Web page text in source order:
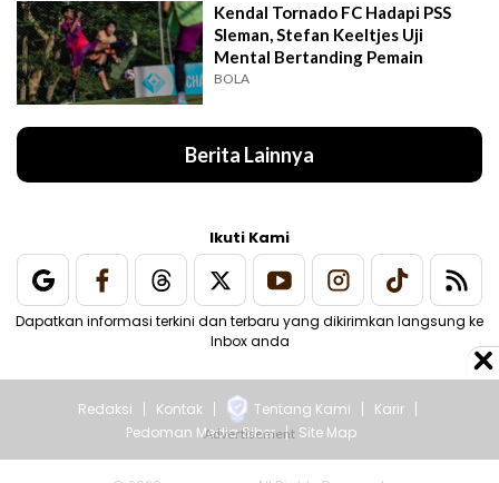
Kendal Tornado FC Hadapi PSS
Sleman, Stefan Keeltjes Uji
Mental Bertanding Pemain
BOLA
Berita Lainnya
Ikuti Kami
Dapatkan informasi terkini dan terbaru yang dikirimkan langsung ke
Inbox anda
Redaksi Kontak Tentang Kami
Karir
Pedoman Media Siber
Site Map